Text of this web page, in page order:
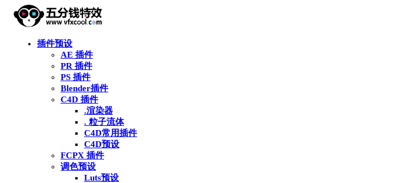
插件预设
AE 插件
PR 插件
PS 插件
Blender插件
C4D 插件
.渲染器
. 粒子流体
C4D常用插件
C4D预设
FCPX 插件
调色预设
Luts预设